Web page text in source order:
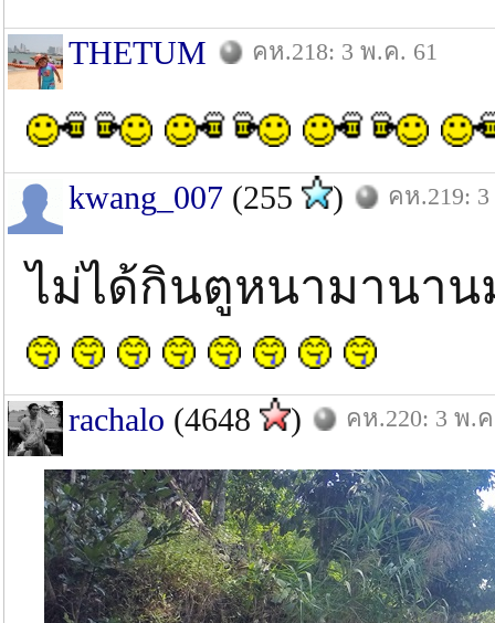
THETUM คห.218: 3 พ.ค. 61
kwang_007 (255 ) คห.219:
ไม่ได้กินตูหนามานาน
rachalo (4648 ) คห.220: 3 พ.